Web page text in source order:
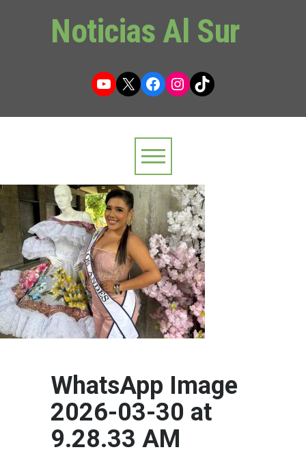
Noticias Al Sur
YouTube
X Facebook
Instagram
TikTok
WhatsApp Image
2026-03-30 at
9.28.33 AM